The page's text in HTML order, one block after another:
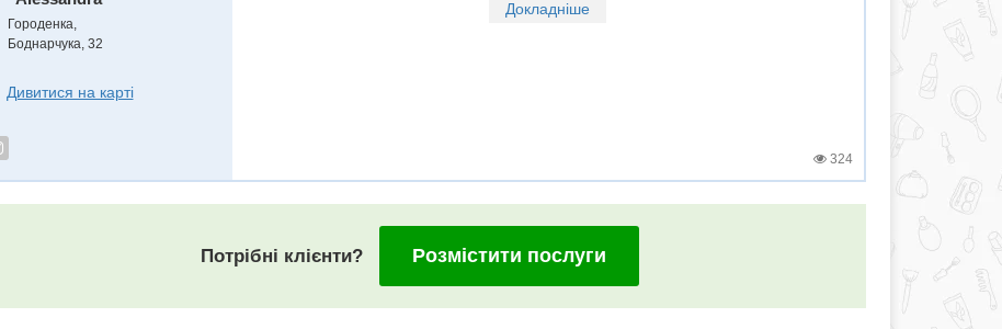
Городенка,
Боднарчука, 32
Дивитися на карті
Докладніше
324
Потрібні клієнти? Розмістити послуги